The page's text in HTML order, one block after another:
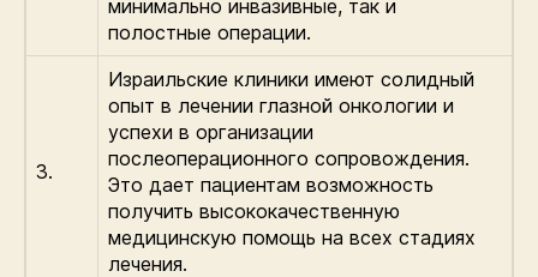
минимально инвазивные, так и
полостные операции.
3.
Израильские клиники имеют солидный
опыт в лечении глазной онкологии и
успехи в организации
послеоперационного сопровождения.
Это дает пациентам возможность
получить высококачественную
медицинскую помощь на всех стадиях
лечения.